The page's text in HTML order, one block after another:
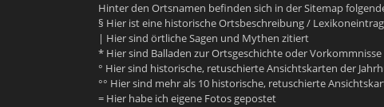
Hinter den Ortsnamen befinden sich in der Sitemap
§ Hier ist eine historische Ortsbeschreibung /
| Hier sind örtliche Sagen und Mythen zitiert
* Hier sind Balladen zur Ortsgeschichte oder
° Hier sind historische, retuschierte Ansichtskarten der
°° Hier sind mehr als 10 historische, retuschierte
= Hier habe ich eigene Fotos gepostet